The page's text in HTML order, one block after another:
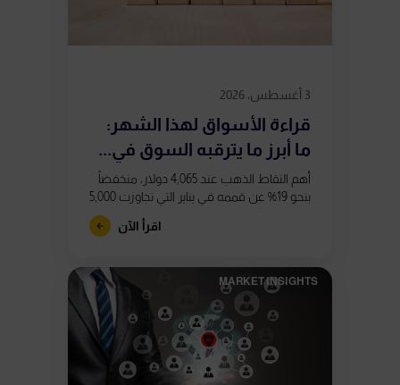
3 أغسطس، 2026
قراءة الأسواق لهذا الشهر:
ما أبرز ما يترقبه السوق في...
أهم النقاط الذهب عند 4,065 دولار، منخفضاً
بنحو 19% عن قممه في يناير التي تجاوزت 5,000
اقرأ الآن
MARKET INSIGHTS​